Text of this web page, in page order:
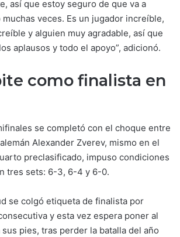
así que estoy seguro de que va a
veces. Es un jugador increíble,
y alguien muy agradable, así que
aplausos y todo el apoyo”, adicionó.
como finalista en
se completó con el choque entre
Alexander Zverev, mismo en el
preclasificado, impuso condiciones
tres sets: 6-3, 6-4 y 6-0.
se colgó etiqueta de finalista por
y esta vez espera poner al
pies, tras perder la batalla del año